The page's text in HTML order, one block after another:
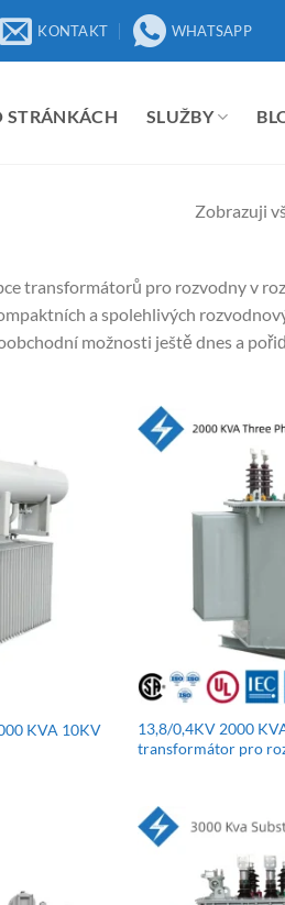
KONTAKT WHATSAPP
STRÁNKÁCH SLUŽBY
Zobrazuji
transformátorů pro rozvodny v
a spolehlivých
možnosti ještě dnes a
KVA 10KV
13,8/0,4KV 2000
transformátor pro